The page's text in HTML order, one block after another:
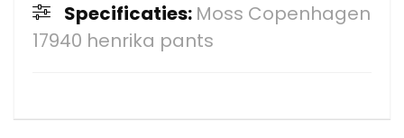
Specificaties: Moss Copenhagen
17940 henrika pants